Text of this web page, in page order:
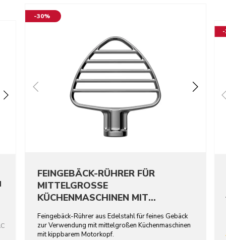
-30%
FEINGEBÄCK-RÜHRER FÜR
MITTELGROSSE
KÜCHENMASCHINEN MIT
EDELSTAHL
Feingebäck-Rührer aus Edelstahl für feines Gebäck
zur Verwendung mit mittelgroßen Küchenmaschinen
mit kippbarem Motorkopf.
-